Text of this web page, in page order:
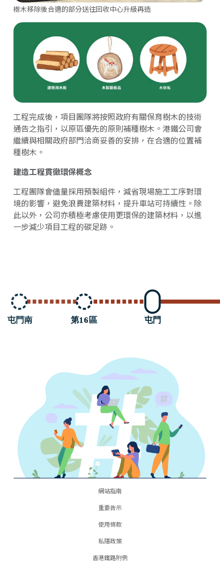
樹木移除後合適的部分送往回收中心升級再造
工程完成後，項目團隊將按照政府有關保育樹木的技術
通告之指引，以原區優先的原則補種樹木。港鐵公司會
繼續與相關政府部門洽商妥善的安排，在合適的位置補
種樹木。
建造工程貫徹環保概念
工程團隊會儘量採用預製組件，減省現場施工工序對環
境的影響，避免浪費建築材料，提升車站可持續性。除
此以外，公司亦積極考慮使用更環保的建築材料，以進
一步減少項目工程的碳足跡。
網站指南
重要告示
使用條款
私隱政策
香港鐵路附例
屯門
第16 區
屯門南